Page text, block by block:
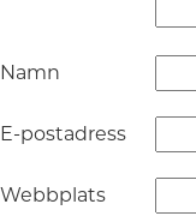
Namn
E-postadress
Webbplats